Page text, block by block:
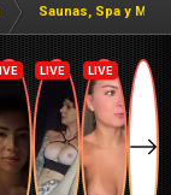
Saunas, Spa y